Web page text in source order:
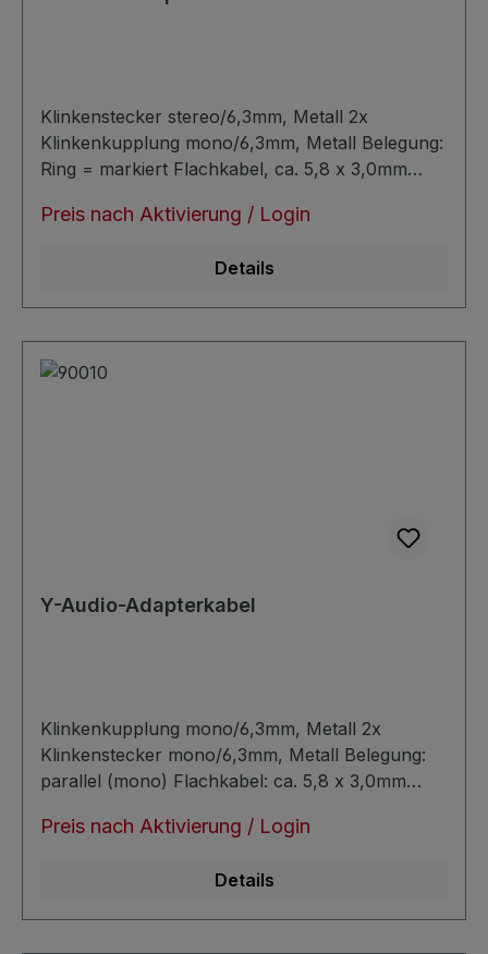
Klinkenstecker stereo/6,3mm, Metall 2x
Klinkenkupplung mono/6,3mm, Metall Belegung:
Ring = markiert Flachkabel, ca. 5,8 x 3,0mm
Preis nach Aktivierung / Login
Details
Y-Audio-Adapterkabel
Klinkenkupplung mono/6,3mm, Metall 2x
Klinkenstecker mono/6,3mm, Metall Belegung:
parallel (mono) Flachkabel: ca. 5,8 x 3,0mm
Preis nach Aktivierung / Login
Details